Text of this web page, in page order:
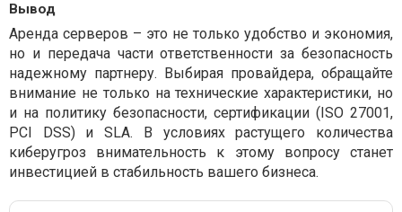
Вывод
Аренда серверов – это не только удобство и экономия,
но и передача части ответственности за безопасность
надежному партнеру. Выбирая провайдера, обращайте
внимание не только на технические характеристики, но
и на политику безопасности, сертификации (ISO 27001,
PCI DSS) и SLA. В условиях растущего количества
киберугроз внимательность к этому вопросу станет
инвестицией в стабильность вашего бизнеса.